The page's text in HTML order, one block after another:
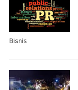
Bisnis